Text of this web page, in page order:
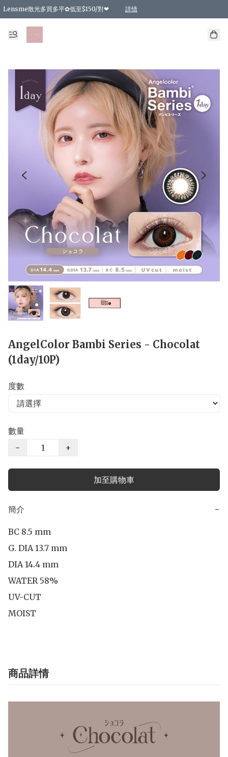
Lensme散光多買多平✿低至$150/對❤ 詳情
台灣Karacon⁩✧日拋 特價清貨❁⃘
日本韓國多款日/月拋現貨☼ 特價❤︎數量有限 售完即止
🇰🇷韓國多款月拋現貨 特價兩對$99✿數量有限 售完即止♫
精選商品，任選買2件或以上9 折；買4件或以上85 折；買6件或以上8 折
精選商品，任選買2件HKD 140.00；買4件HKD 260.00
精選商品，任選買2件HKD 190.00；買4件HKD 360.00
精選商品，任選買2件HKD 110.00；買4件HKD 180.00
精選商品，任選買2件HKD 170.00；買4件HKD 320.00
精選商品，任選買2件或以上減HKD 148.00
精選商品，任選買2件或以上減HKD 148.00
精選商品，任選買2件或以上95 折；買4件或以上9 折；買6件或以上85 折；買8件
精選商品，任選買12件或以上87 折
精選商品，任選買2件或以上減HKD 16.00；買4件或以上減HKD 32.00；買6
精選商品，任選買2件或以上95 折；買4件或以上9 折；買8件或以上85 折；買12
購物滿 HKD 800.00即享免運費優惠！（適用於 特定的送貨方式 )
AngelColor Bambi Series - Chocolat
(1day/10P)
度數
數量
−
+
加至購物車
簡介 −
BC 8.5 mm
G. DIA 13.7 mm
DIA 14.4 mm
WATER 58%
UV-CUT
MOIST
商品詳情